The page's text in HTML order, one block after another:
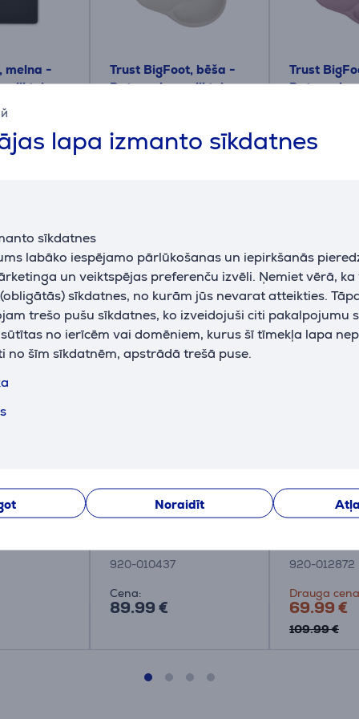
lapa izmanto sīkdatnes
sīkdatnes
labāko iespējamo pārlūkošanas un iepirkšanās
un veiktspējas preferenču izvēli. Ņemiet vērā,
sīkdatnes, no kurām jūs nevarat atteikties.
trešo pušu sīkdatnes, ko izveidojuši citi pakalpojumu
sūtītas no ierīcēm vai domēniem, kurus šī tīmekļa lapa
no šīm sīkdatnēm, apstrādā trešā puse.
Noraidīt
melna -
Trust BigFoot, bēša -
Datorpeles paliktnis
Trust
Saistītās preces
HX
Logitech G413 SE, US,
mehāniskā, melna -
920-010437
Cena:
89.99 €
Logitech
Tactile,
920-012872
Drauga
69.99 €
109.99 €